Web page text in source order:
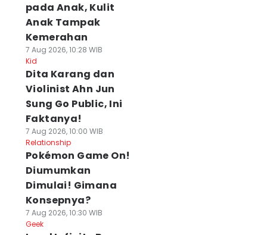
pada Anak, Kulit
Anak Tampak
Kemerahan
7 Aug 2026, 10:28 WIB
Kid
Dita Karang dan
Violinist Ahn Jun
Sung Go Public, Ini
Faktanya!
7 Aug 2026, 10:00 WIB
Relationship
Pokémon Game On!
Diumumkan
Dimulai! Gimana
Konsepnya?
7 Aug 2026, 10:30 WIB
Geek